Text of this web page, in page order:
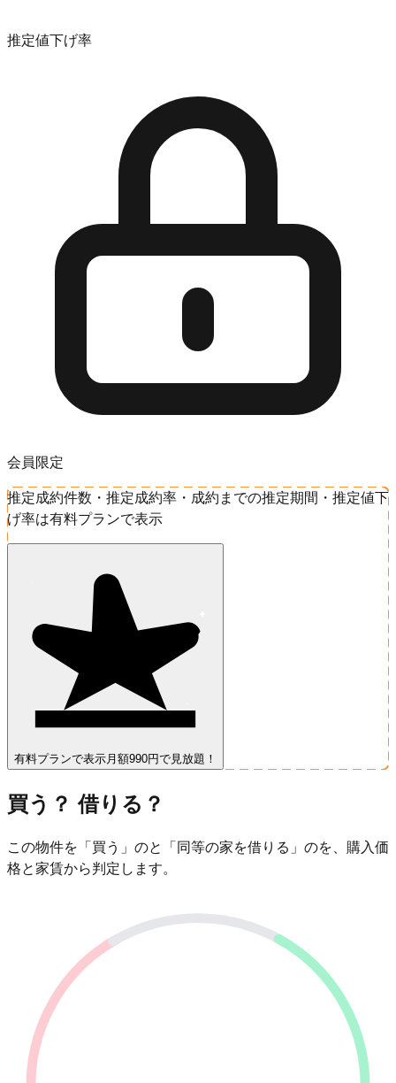
推定値下げ率
会員限定
推定成約件数・推定成約率・成約までの推定期間・推定値下
げ率は有料プランで表示
有料プランで表示 月額990円で見放題！
買う？ 借りる？
この物件を「買う」のと「同等の家を借りる」のを、購入価
格と家賃から判定します。